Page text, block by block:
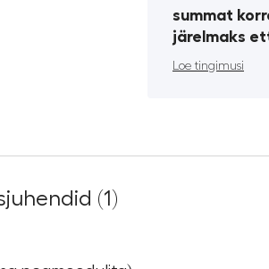
summat
järelmaks
Loe tingimusi
(1)